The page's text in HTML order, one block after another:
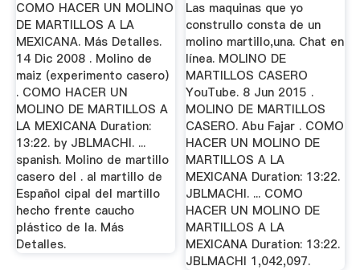
COMO HACER UN MOLINO
DE MARTILLOS A LA
MEXICANA. Más Detalles.
14 Dic 2008 . Molino de
maiz (experimento casero)
. COMO HACER UN
MOLINO DE MARTILLOS A
LA MEXICANA Duration:
13:22. by JBLMACHI. ...
spanish. Molino de martillo
casero del . al martillo de
Español cipal del martillo
hecho frente caucho
plástico de la. Más
Detalles.
Las maquinas que yo
construllo consta de un
molino martillo,una. Chat en
línea. MOLINO DE
MARTILLOS CASERO
YouTube. 8 Jun 2015 .
MOLINO DE MARTILLOS
CASERO. Abu Fajar . COMO
HACER UN MOLINO DE
MARTILLOS A LA
MEXICANA Duration: 13:22.
JBLMACHI. ... COMO
HACER UN MOLINO DE
MARTILLOS A LA
MEXICANA Duration: 13:22.
JBLMACHI 1,042,097.